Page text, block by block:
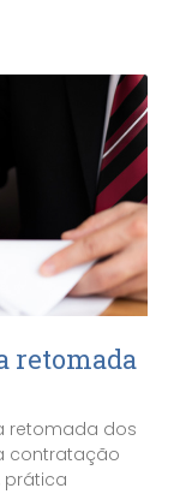
retomada
retomada dos
contratação
prática